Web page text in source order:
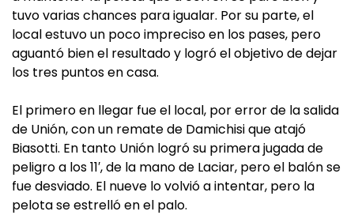
tuvo varias chances para igualar. Por su parte, el
local estuvo un poco impreciso en los pases, pero
aguantó bien el resultado y logró el objetivo de dejar
los tres puntos en casa.
El primero en llegar fue el local, por error de la salida
de Unión, con un remate de Damichisi que atajó
Biasotti. En tanto Unión logró su primera jugada de
peligro a los 11′, de la mano de Laciar, pero el balón se
fue desviado. El nueve lo volvió a intentar, pero la
pelota se estrelló en el palo.